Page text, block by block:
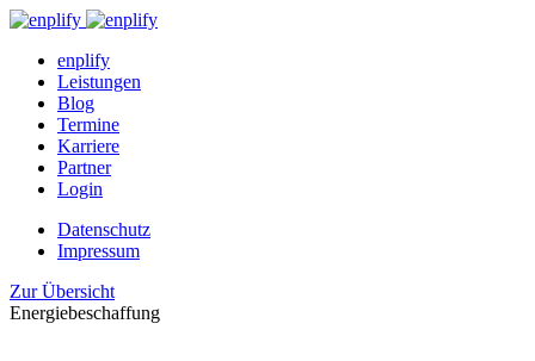
enplify
Leistungen
Blog
Termine
Karriere
Partner
Login
Datenschutz
Impressum
Zur Übersicht
Energiebeschaffung